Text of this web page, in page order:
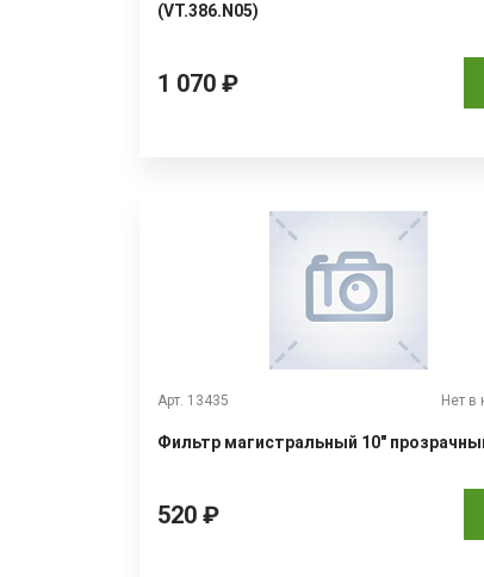
(VT.386.N05)
1 070 ₽
Арт. 13435 Нет в
Фильтр магистральный 10"
520 ₽